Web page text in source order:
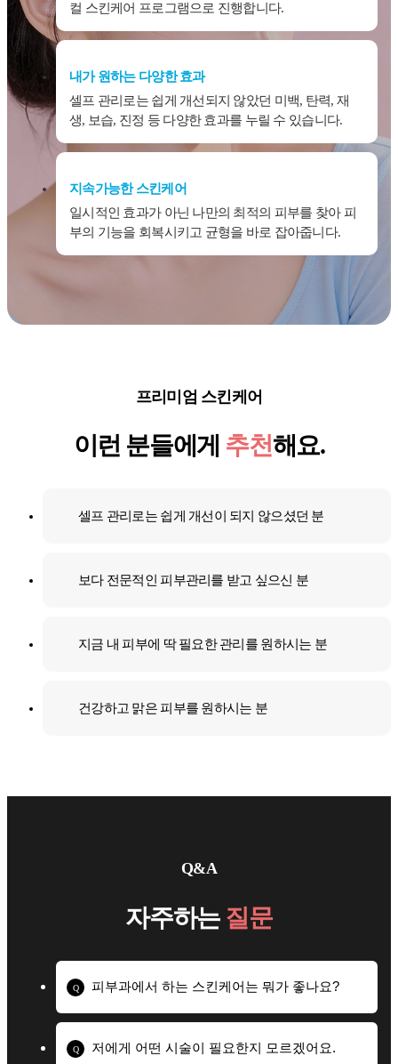
컬 스킨케어 프로그램으로 진행합니다.
내가 원하는 다양한 효과
셀프 관리로는 쉽게 개선되지 않았던 미백, 탄력, 재
생, 보습, 진정 등 다양한 효과를 누릴 수 있습니다.
지속가능한 스킨케어
일시적인 효과가 아닌 나만의 최적의 피부를 찾아 피
부의 기능을 회복시키고 균형을 바로 잡아줍니다.
프리미엄 스킨케어
이런 분들에게 추천해요.
셀프 관리로는 쉽게 개선이 되지 않으셨던 분
보다 전문적인 피부관리를 받고 싶으신 분
지금 내 피부에 딱 필요한 관리를 원하시는 분
건강하고 맑은 피부를 원하시는 분
Q&A
자주하는 질문
Q 피부과에서 하는 스킨케어는 뭐가 좋나요?
Q 저에게 어떤 시술이 필요한지 모르겠어요.